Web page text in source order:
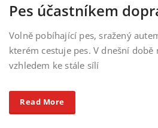
Pes účastníkem
Volně pobíhající pes, sražený
kterém cestuje pes. V dnešní
vzhledem ke stále sílí
Read More